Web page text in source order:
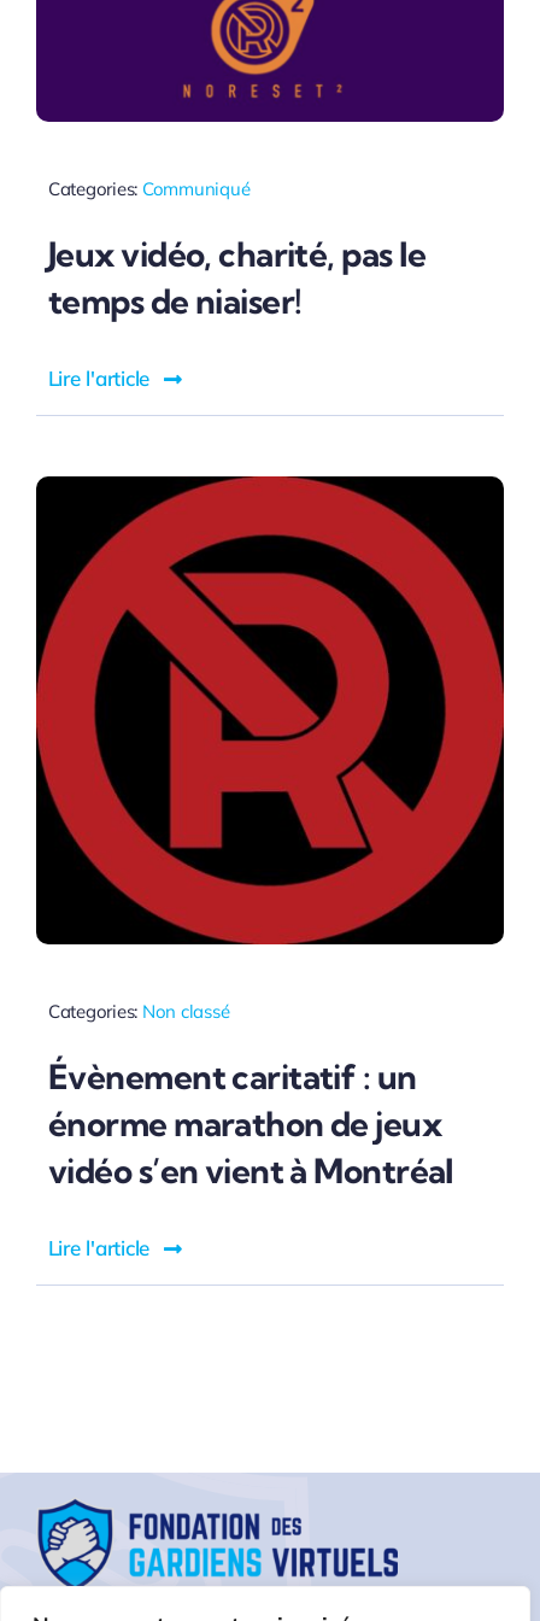
Categories: Communiqué
Jeux vidéo, charité, pas le
temps de niaiser!
Lire l'article
Categories: Non classé
Évènement caritatif : un
énorme marathon de jeux
vidéo s’en vient à Montréal
Lire l'article